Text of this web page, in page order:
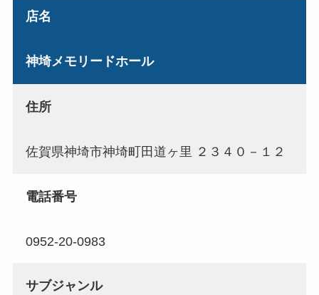
店名
神埼メモリードホール
住所
佐賀県神埼市神埼町田道ヶ里 ２３４０－１２
電話番号
0952-20-0983
サブジャンル